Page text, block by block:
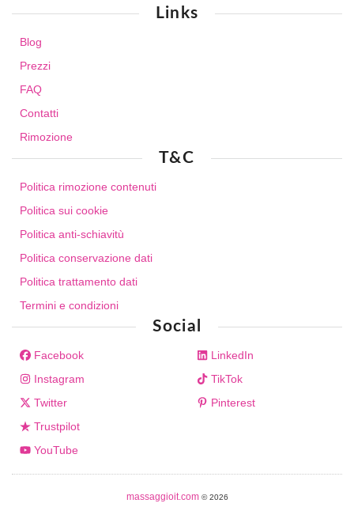
Links
Blog
Prezzi
FAQ
Contatti
Rimozione
T&C
Politica rimozione contenuti
Politica sui cookie
Politica anti-schiavitù
Politica conservazione dati
Politica trattamento dati
Termini e condizioni
Social
Facebook
Instagram
Twitter
Trustpilot
YouTube
LinkedIn
TikTok
Pinterest
massaggioit.com © 2026